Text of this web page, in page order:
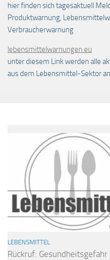
hier finden sich tagesaktuell
Produktwarnung,
Verbraucherwarnung
lebensmittelwarnungen.eu
unter diesem Link werden alle
aus dem Lebensmittel-Sektor
LEBENSMITTEL
Rückruf: